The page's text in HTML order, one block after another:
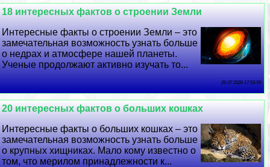
18 интересных фактов о строении Земли
Интересные факты о строении Земли – это
замечательная возможность узнать больше
о недрах и атмосфере нашей планеты.
Ученые продолжают активно изучать то...
26 07 2026 17:53:59
20 интересных фактов о больших кошках
Интересные факты о больших кошках – это
замечательная возможность узнать больше
о крупных хищниках. Мало кому известно о
том, что мерилом принадлежности к...